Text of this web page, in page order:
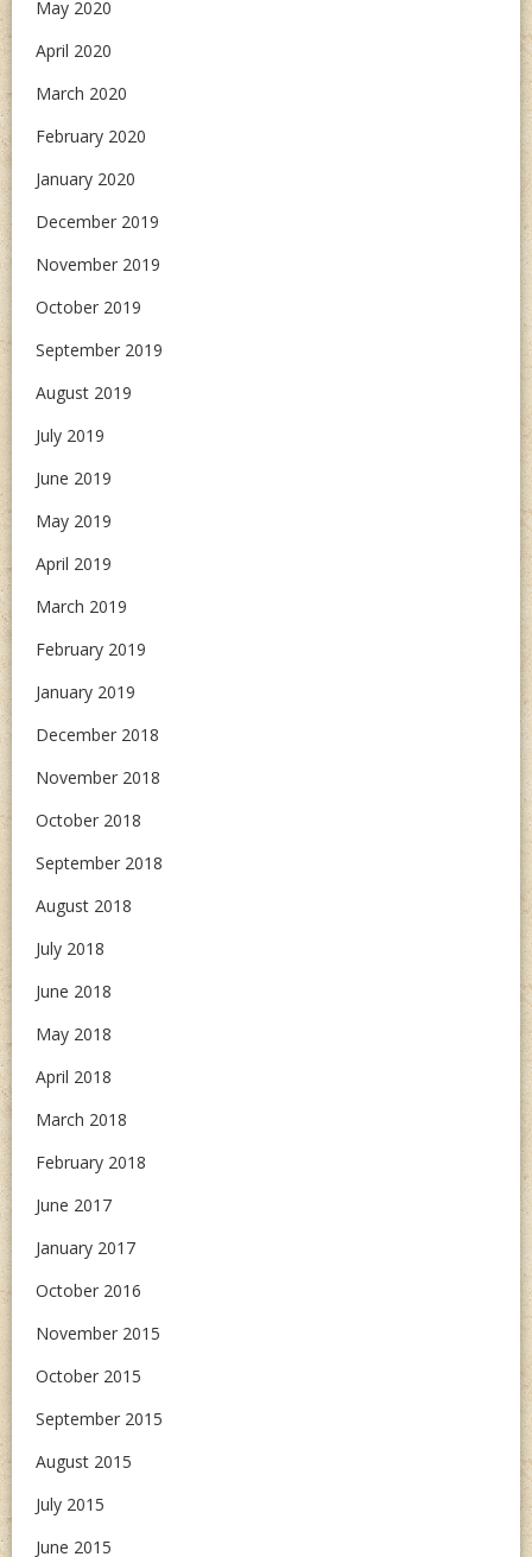
May 2020
April 2020
March 2020
February 2020
January 2020
December 2019
November 2019
October 2019
September 2019
August 2019
July 2019
June 2019
May 2019
April 2019
March 2019
February 2019
January 2019
December 2018
November 2018
October 2018
September 2018
August 2018
July 2018
June 2018
May 2018
April 2018
March 2018
February 2018
June 2017
January 2017
October 2016
November 2015
October 2015
September 2015
August 2015
July 2015
June 2015